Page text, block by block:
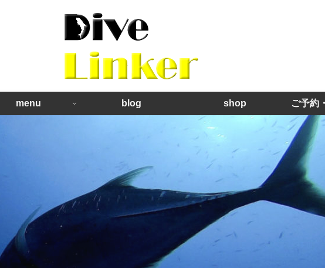
menu blog shop ご予約